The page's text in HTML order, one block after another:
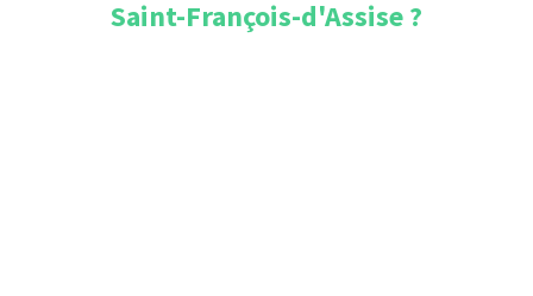
Saint-François-d'Assise?